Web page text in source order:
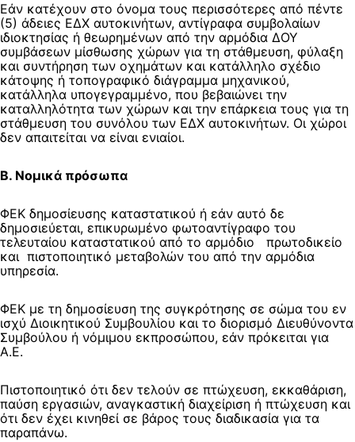
Εάν κατέχουν στο όνομα τους περισσότερες από πέντε
(5) άδειες ΕΔΧ αυτοκινήτων, αντίγραφα συμβολαίων
ιδιοκτησίας ή θεωρημένων από την αρμόδια ΔΟΥ
συμβάσεων μίσθωσης χώρων για τη στάθμευση, φύλαξη
και συντήρηση των οχημάτων και κατάλληλο σχέδιο
κάτοψης ή τοπογραφικό διάγραμμα μηχανικού,
κατάλληλα υπογεγραμμένο, που βεβαιώνει την
καταλληλότητα των χώρων και την επάρκεια τους για τη
στάθμευση του συνόλου των ΕΔΧ αυτοκινήτων. Οι χώροι
δεν απαιτείται να είναι ενιαίοι.
Β. Νομικά πρόσωπα
ΦΕΚ δημοσίευσης καταστατικού ή εάν αυτό δε
δημοσιεύεται, επικυρωμένο φωτοαντίγραφο του
τελευταίου καταστατικού από το αρμόδιο πρωτοδικείο
και πιστοποιητικό μεταβολών του από την αρμόδια
υπηρεσία.
ΦΕΚ με τη δημοσίευση της συγκρότησης σε σώμα του εν
ισχύ Διοικητικού Συμβουλίου και το διορισμό Διευθύνοντα
Συμβούλου ή νόμιμου εκπροσώπου, εάν πρόκειται για
Α.Ε.
Πιστοποιητικό ότι δεν τελούν σε πτώχευση, εκκαθάριση,
παύση εργασιών, αναγκαστική διαχείριση ή πτώχευση και
ότι δεν έχει κινηθεί σε βάρος τους διαδικασία για τα
παραπάνω.